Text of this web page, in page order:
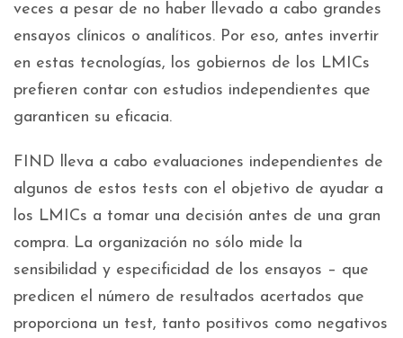
veces a pesar de no haber llevado a cabo grandes
ensayos clínicos o analíticos. Por eso, antes invertir
en estas tecnologías, los gobiernos de los LMICs
prefieren contar con estudios independientes que
garanticen su eficacia.
FIND lleva a cabo evaluaciones independientes de
algunos de estos tests con el objetivo de ayudar a
los LMICs a tomar una decisión antes de una gran
compra. La organización no sólo mide la
sensibilidad y especificidad de los ensayos – que
predicen el número de resultados acertados que
proporciona un test, tanto positivos como negativos